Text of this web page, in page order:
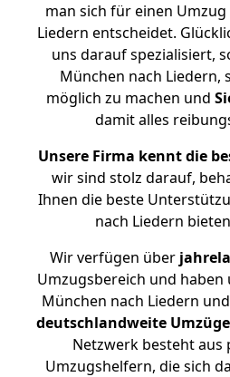
man sich für einen
Liedern entscheidet.
uns darauf spezialisiert,
München nach Liedern,
möglich zu machen und
damit alles
Unsere Firma kennt die
wir sind stolz darauf,
Ihnen die beste
nach Liedern
Wir verfügen über
Umzugsbereich und haben
München nach Liedern
deutschlandweite
Netzwerk besteht aus
Umzugshelfern, die sich